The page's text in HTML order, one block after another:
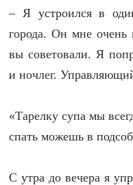
– Я устроился в
города. Он мне очень
вы советовали. Я
и ночлег.
«Тарелку супа мы
спать можешь в
С утра до вечера я